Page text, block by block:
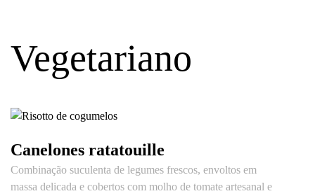
Vegetariano
Canelones ratatouille
Combinação suculenta de legumes frescos, envoltos em
massa delicada e cobertos com molho de tomate artesanal e